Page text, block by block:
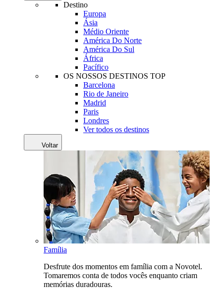
Destino
Europa
Ásia
Médio Oriente
América Do Norte
América Do Sul
África
Pacífico
OS NOSSOS DESTINOS TOP
Barcelona
Rio de Janeiro
Madrid
Paris
Londres
Ver todos os destinos
Voltar
Família
Desfrute dos momentos em família com a Novotel.
Tomaremos conta de todos vocês enquanto criam
memórias duradouras.